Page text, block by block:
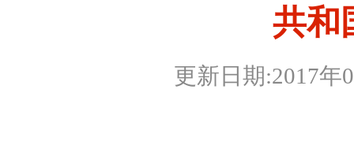
共和
更新日期:2017